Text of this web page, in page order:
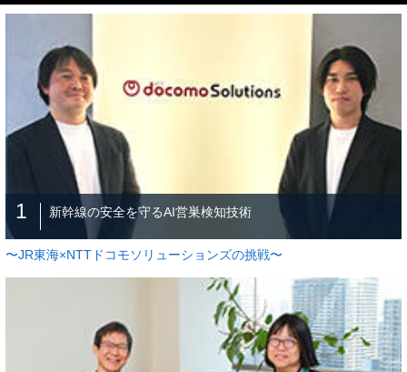
1 新幹線の安全を守るAI営巣検知技術
〜JR東海×NTTドコモソリューションズの挑戦〜